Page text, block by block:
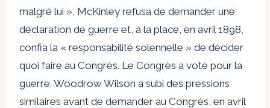
malgré lui », McKinley refusa de demander une
déclaration de guerre et, à la place, en avril 1898,
confia la « responsabilité solennelle » de décider
quoi faire au Congrès. Le Congrès a voté pour la
guerre. Woodrow Wilson a subi des pressions
similaires avant de demander au Congrès, en avril